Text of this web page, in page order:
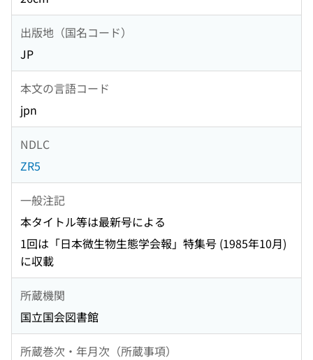
出版地（国名コード）
JP
本文の言語コード
jpn
NDLC
ZR5
一般注記
本タイトル等は最新号による
1回は「日本微生物生態学会報」特集号 (1985年10月)
に収載
所蔵機関
国立国会図書館
所蔵巻次・年月次（所蔵事項）